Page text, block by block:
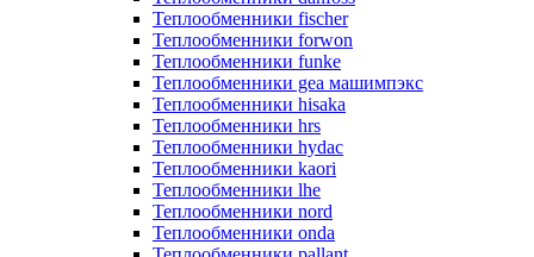
Теплообменники fischer
Теплообменники forwon
Теплообменники funke
Теплообменники gea машимпэкс
Теплообменники hisaka
Теплообменники hrs
Теплообменники hydac
Теплообменники kaori
Теплообменники lhe
Теплообменники nord
Теплообменники onda